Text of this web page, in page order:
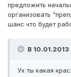
предложить
организовать
шанс что будет
В 10.01.2013
Ух ты какая